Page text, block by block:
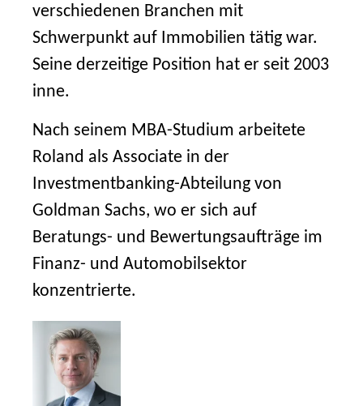
verschiedenen Branchen mit
Schwerpunkt auf Immobilien tätig war.
Seine derzeitige Position hat er seit 2003
inne.
Nach seinem MBA-Studium arbeitete
Roland als Associate in der
Investmentbanking-Abteilung von
Goldman Sachs, wo er sich auf
Beratungs- und Bewertungsaufträge im
Finanz- und Automobilsektor
konzentrierte.